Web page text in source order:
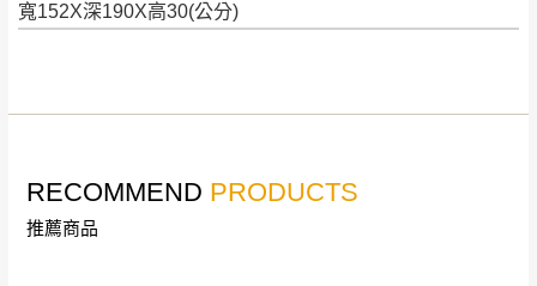
寬152X深190X高30(公分)
（可於LINE線上詢問 →@dershin）
加收說明
類產品需為未拆封狀態(請保持商品、附件、
貨。
際商品的顏色、質感稍有不同，如因此而需
RECOMMEND PRODUCTS
推薦商品